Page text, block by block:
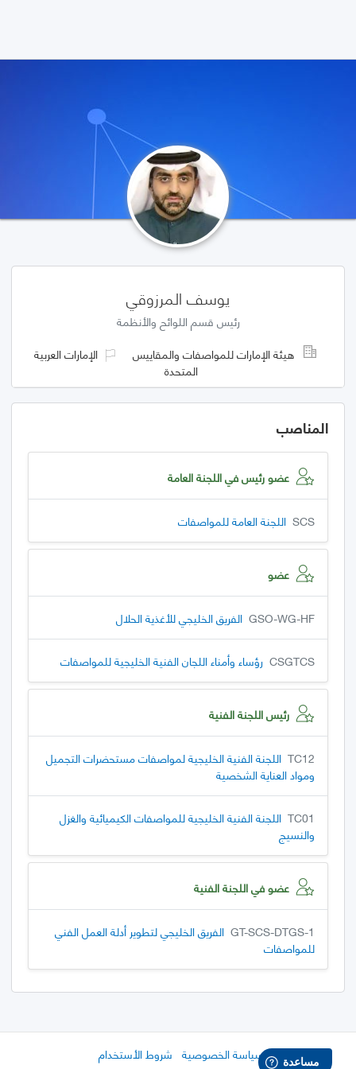
يوسف المرزوقي
رئيس قسم اللوائح والأنظمة
هيئة الإمارات للمواصفات والمقاييس
الإمارات العربية
المتحدة
المناصب
عضو رئيس في اللجنة العامة
SCS اللجنة العامة للمواصفات
عضو
GSO-WG-HF الفريق الخليجي للأغذية الحلال
CSGTCS رؤساء وأمناء اللجان الفنية الخليجية للمواصفات
رئيس اللجنة الفنية
TC12 اللجنة الفنية الخليجية لمواصفات مستحضرات التجميل
ومواد العناية الشخصية
TC01 اللجنة الفنية الخليجية للمواصفات الكيميائية والغزل
والنسيج
عضو في اللجنة الفنية
GT-SCS-DTGS-1 الفريق الخليجي لتطوير أدلة العمل الفني
للمواصفات
سياسة الخصوصية شروط الأستخدام